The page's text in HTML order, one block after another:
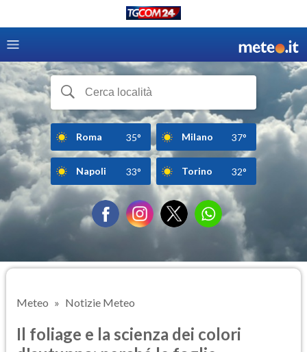
Roma 35° Milano 37°
Napoli 33° Torino 32°
Meteo Notizie Meteo
Il foliage e la scienza dei colori